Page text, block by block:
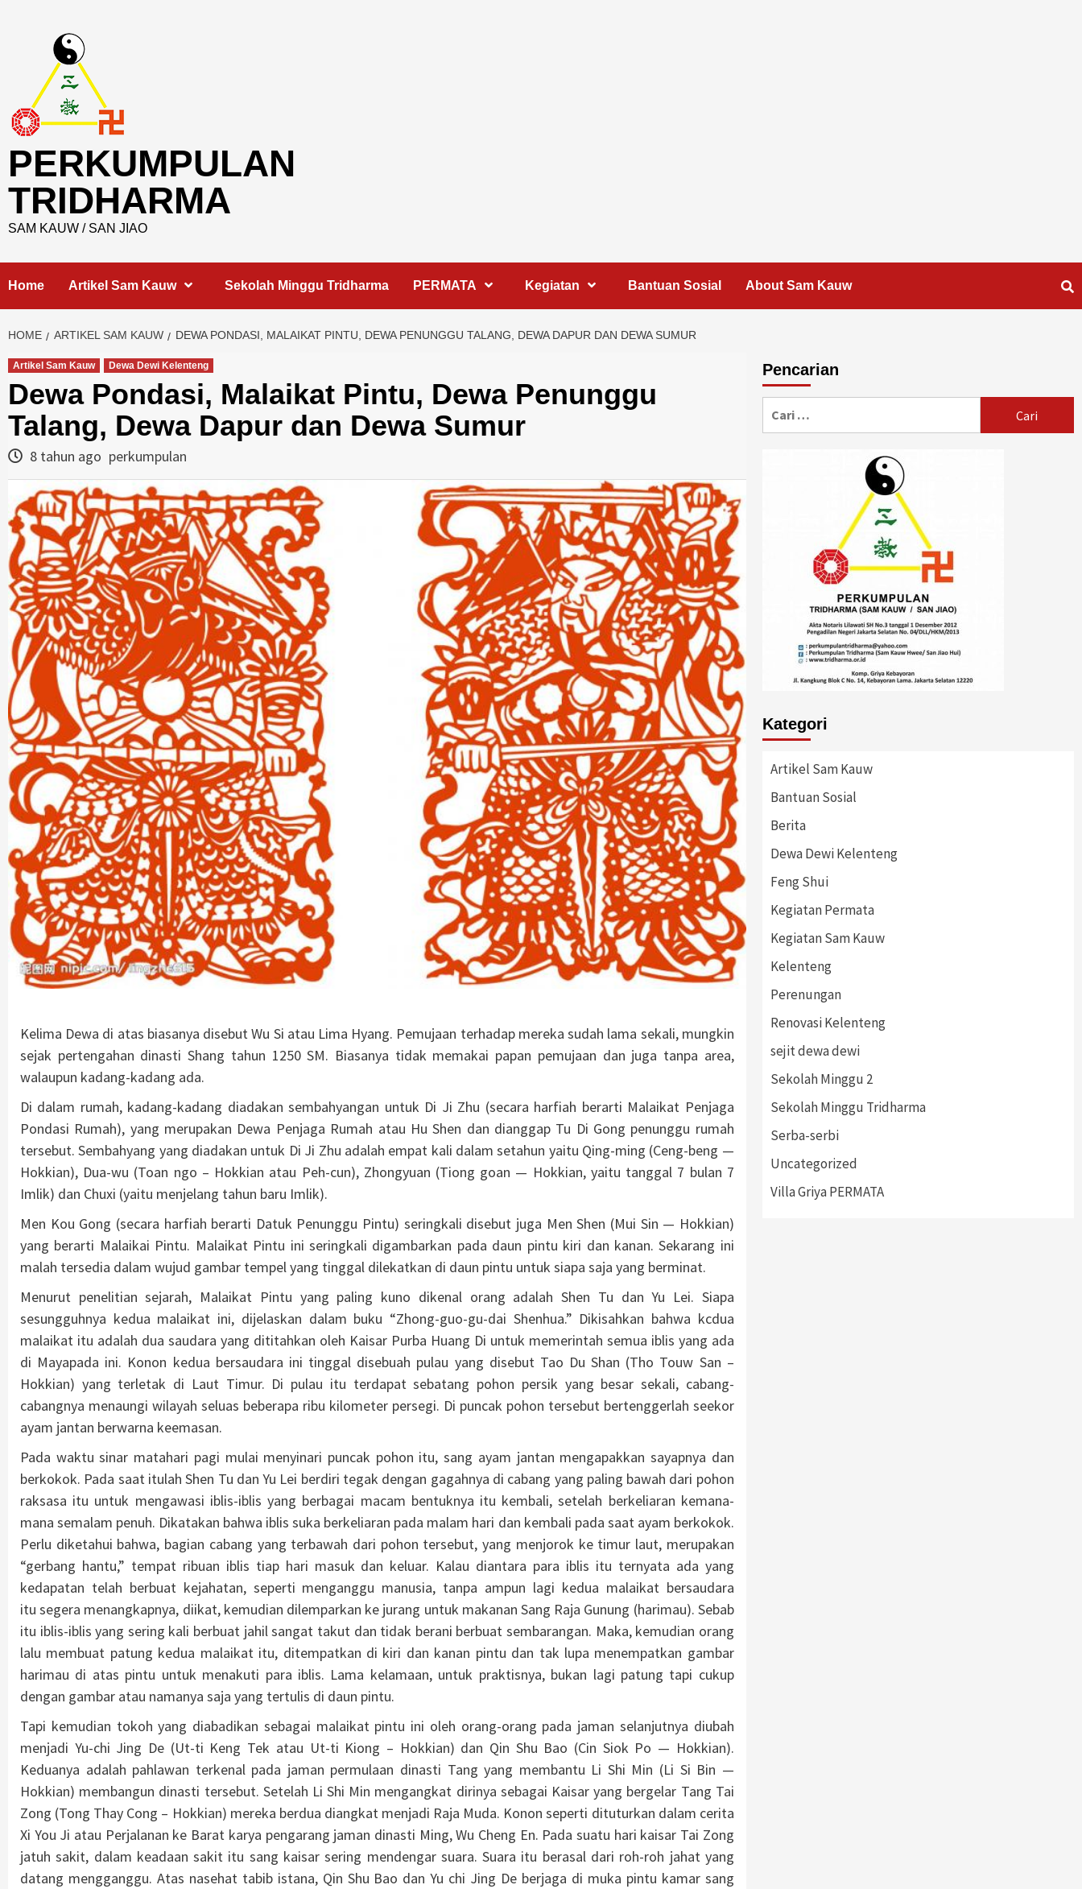
PERKUMPULAN
TRIDHARMA
SAM KAUW / SAN JIAO
Home Artikel Sam Kauw Sekolah Minggu Tridharma PERMATA Kegiatan Bantuan Sosial About Sam Kauw
HOME ARTIKEL SAM KAUW DEWA PONDASI, MALAIKAT PINTU, DEWA PENUNGGU TALANG, DEWA DAPUR DAN DEWA SUMUR
Artikel Sam Kauw Dewa Dewi Kelenteng
Dewa Pondasi, Malaikat Pintu, Dewa Penunggu
Talang, Dewa Dapur dan Dewa Sumur
8 tahun ago perkumpulan
Kelima Dewa di atas biasanya disebut Wu Si atau Lima Hyang. Pemujaan terhadap mereka sudah lama sekali, mungkin
sejak pertengahan dinasti Shang tahun 1250 SM. Biasanya tidak memakai papan pemujaan dan juga tanpa area,
walaupun kadang-kadang ada.
Di dalam rumah, kadang-kadang diadakan sembahyangan untuk Di Ji Zhu (secara harfiah berarti Malaikat Penjaga
Pondasi Rumah), yang merupakan Dewa Penjaga Rumah atau Hu Shen dan dianggap Tu Di Gong penunggu rumah
tersebut. Sembahyang yang diadakan untuk Di Ji Zhu adalah empat kali dalam setahun yaitu Qing-ming (Ceng-beng —
Hokkian), Dua-wu (Toan ngo – Hokkian atau Peh-cun), Zhongyuan (Tiong goan — Hokkian, yaitu tanggal 7 bulan 7
Imlik) dan Chuxi (yaitu menjelang tahun baru Imlik).
Men Kou Gong (secara harfiah berarti Datuk Penunggu Pintu) seringkali disebut juga Men Shen (Mui Sin — Hokkian)
yang berarti Malaikai Pintu. Malaikat Pintu ini seringkali digambarkan pada daun pintu kiri dan kanan. Sekarang ini
malah tersedia dalam wujud gambar tempel yang tinggal dilekatkan di daun pintu untuk siapa saja yang berminat.
Menurut penelitian sejarah, Malaikat Pintu yang paling kuno dikenal orang adalah Shen Tu dan Yu Lei. Siapa
sesungguhnya kedua malaikat ini, dijelaskan dalam buku “Zhong-guo-gu-dai Shenhua.” Dikisahkan bahwa kcdua
malaikat itu adalah dua saudara yang dititahkan oleh Kaisar Purba Huang Di untuk memerintah semua iblis yang ada
di Mayapada ini. Konon kedua bersaudara ini tinggal disebuah pulau yang disebut Tao Du Shan (Tho Touw San –
Hokkian) yang terletak di Laut Timur. Di pulau itu terdapat sebatang pohon persik yang besar sekali, cabang-
cabangnya menaungi wilayah seluas beberapa ribu kilometer persegi. Di puncak pohon tersebut bertenggerlah seekor
ayam jantan berwarna keemasan.
Pada waktu sinar matahari pagi mulai menyinari puncak pohon itu, sang ayam jantan mengapakkan sayapnya dan
berkokok. Pada saat itulah Shen Tu dan Yu Lei berdiri tegak dengan gagahnya di cabang yang paling bawah dari pohon
raksasa itu untuk mengawasi iblis-iblis yang berbagai macam bentuknya itu kembali, setelah berkeliaran kemana-
mana semalam penuh. Dikatakan bahwa iblis suka berkeliaran pada malam hari dan kembali pada saat ayam berkokok.
Perlu diketahui bahwa, bagian cabang yang terbawah dari pohon tersebut, yang menjorok ke timur laut, merupakan
“gerbang hantu,” tempat ribuan iblis tiap hari masuk dan keluar. Kalau diantara para iblis itu ternyata ada yang
kedapatan telah berbuat kejahatan, seperti menganggu manusia, tanpa ampun lagi kedua malaikat bersaudara
itu segera menangkapnya, diikat, kemudian dilemparkan ke jurang untuk makanan Sang Raja Gunung (harimau). Sebab
itu iblis-iblis yang sering kali berbuat jahil sangat takut dan tidak berani berbuat sembarangan. Maka, kemudian orang
lalu membuat patung kedua malaikat itu, ditempatkan di kiri dan kanan pintu dan tak lupa menempatkan gambar
harimau di atas pintu untuk menakuti para iblis. Lama kelamaan, untuk praktisnya, bukan lagi patung tapi cukup
dengan gambar atau namanya saja yang tertulis di daun pintu.
Tapi kemudian tokoh yang diabadikan sebagai malaikat pintu ini oleh orang-orang pada jaman selanjutnya diubah
menjadi Yu-chi Jing De (Ut-ti Keng Tek atau Ut-ti Kiong – Hokkian) dan Qin Shu Bao (Cin Siok Po — Hokkian).
Keduanya adalah pahlawan terkenal pada jaman permulaan dinasti Tang yang membantu Li Shi Min (Li Si Bin —
Hokkian) membangun dinasti tersebut. Setelah Li Shi Min mengangkat dirinya sebagai Kaisar yang bergelar Tang Tai
Zong (Tong Thay Cong – Hokkian) mereka berdua diangkat menjadi Raja Muda. Konon seperti dituturkan dalam cerita
Xi You Ji atau Perjalanan ke Barat karya pengarang jaman dinasti Ming, Wu Cheng En. Pada suatu hari kaisar Tai Zong
jatuh sakit, dalam keadaan sakit itu sang kaisar sering mendengar suara. Suara itu berasal dari roh-roh jahat yang
datang mengganggu. Atas nasehat tabib istana, Qin Shu Bao dan Yu chi Jing De berjaga di muka pintu kamar sang
Pencarian
Kategori
Artikel Sam Kauw
Bantuan Sosial
Berita
Dewa Dewi Kelenteng
Feng Shui
Kegiatan Permata
Kegiatan Sam Kauw
Kelenteng
Perenungan
Renovasi Kelenteng
sejit dewa dewi
Sekolah Minggu 2
Sekolah Minggu Tridharma
Serba-serbi
Uncategorized
Villa Griya PERMATA